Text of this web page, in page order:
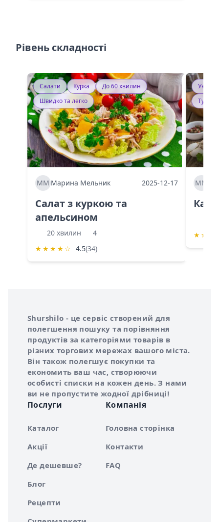
Рівень складності
Салати Курка
До 60 хвилин
Швидко та легко
ММ Марина Мельник 2025-12-17
Салат з куркою та
апельсином
20 хвилин
4
★ ★ ★ ★ ☆ 4.5(34)
ММ
★ ★
Про сервіс Shurshilo
Shurshilo - це сервіс створений для
полегшення пошуку та порівняння
продуктів за категоріями товарів в
різних торгових мережах вашого міста.
Він також полегшує покупки та
економить ваш час, створюючи
особисті списки на кожен день. З нами
ви не пропустите жодної дрібниці!
Послуги
Каталог
Акції
Де дешевше?
Блог
Рецепти
Компанія
Головна сторінка
Контакти
FAQ